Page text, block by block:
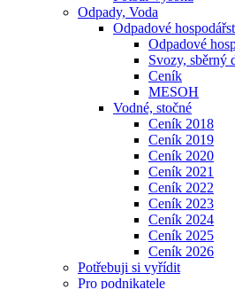
Odpady, Voda
Odpadové
Odpadové
Svozy, sběrný
Ceník
MESOH
Vodné, stočné
Ceník 2018
Ceník 2019
Ceník 2020
Ceník 2021
Ceník 2022
Ceník 2023
Ceník 2024
Ceník 2025
Ceník 2026
Potřebuji si vyřídit
Pro podnikatele